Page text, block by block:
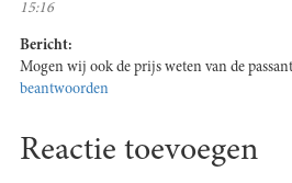
15:16
Bericht:
Mogen wij ook de prijs weten van de
beantwoorden
Reactie toevoegen